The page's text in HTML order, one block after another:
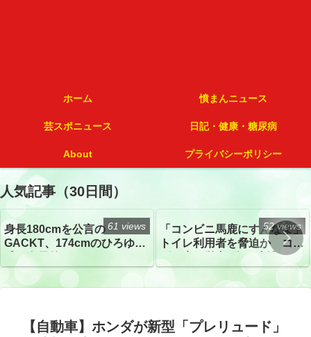
ホーム 憤まんニュース
芸スポニュース 日記・健康・糖尿病
About プライバシーポリシー
人気記事（30日間）
身長180cmを公言の
GACKT、174cmのひろゆき
トざわつき イベントでの写
真が話題
61 views
「コンビニ馬鹿にすんなよ」
トイレ利用者を脅迫か コン
52 views
【自動車】ホンダが新型「プレリュード」